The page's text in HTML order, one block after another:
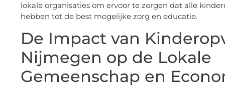
lokale organisaties om ervoor te zorgen dat alle
hebben tot de best mogelijke zorg en educatie.
De Impact van
Nijmegen op de Lokale
Gemeenschap en